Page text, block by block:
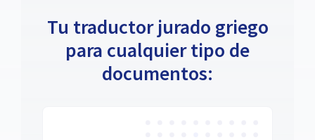
Tu traductor jurado griego
para cualquier tipo de
documentos: